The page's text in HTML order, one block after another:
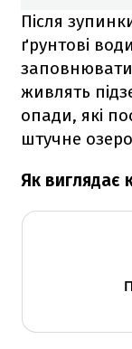
Після
ґрунтові
живлять
опади, які
штучне
Як виглядає